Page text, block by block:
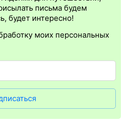
— это опция, которая
бонус в том, что не нужно ехать
всех заказов,исключение
случае отсутствия электронной
письма будем
будет интересно!
моих персональных